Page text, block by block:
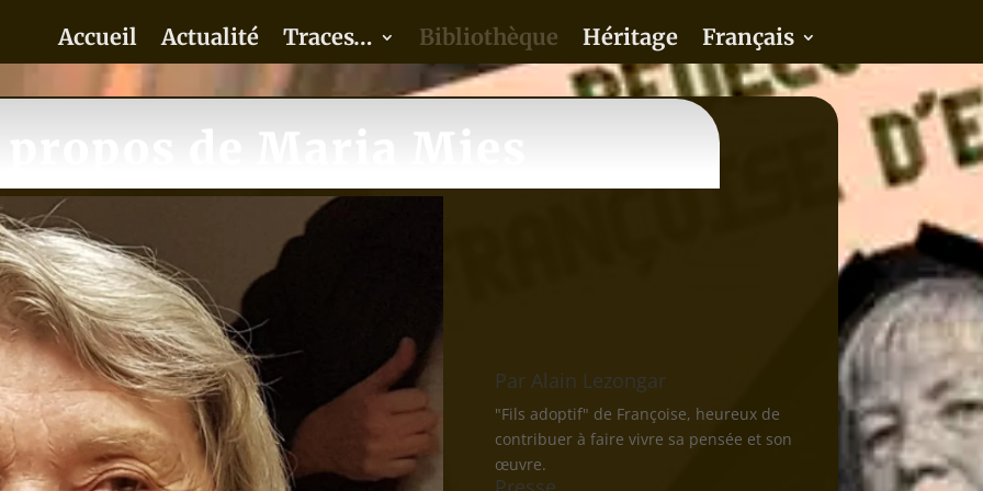
Accueil Actualité Traces… Bibliothèque Héritage Français
ParAlain Lezongar
"Fils adoptif" de Françoise, heureux de
contribuer à faire vivre sa pensée et son
œuvre.